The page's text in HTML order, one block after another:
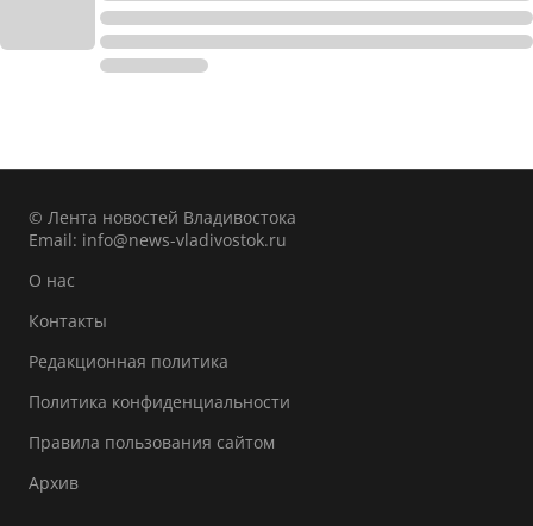
© Лента новостей Владивостока
Email: info@news-vladivostok.ru
О нас
Контакты
Редакционная политика
Политика конфиденциальности
Правила пользования сайтом
Архив